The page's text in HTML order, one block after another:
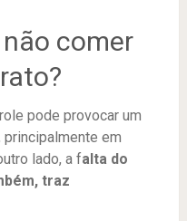
comer
pode provocar um
em
lado, a falta do
traz